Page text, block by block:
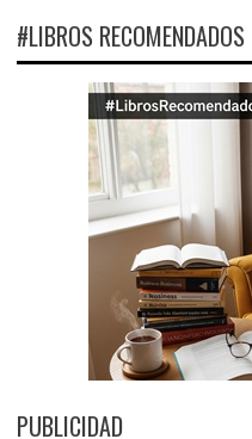
#LIBROS RECOMENDADOS
PUBLICIDAD